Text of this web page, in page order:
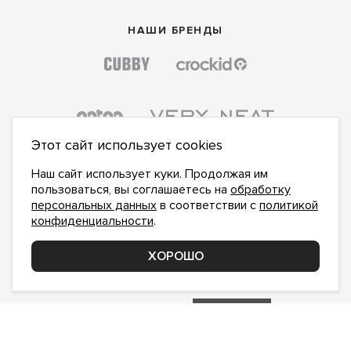
НАШИ БРЕНДЫ
ПОДПИСАТЬСЯ НА НОВОСТИ:
сполитикой конфиденциальностиознакомлен и
Этот сайт использует cookies
Наш сайт использует куки. Продолжая им
пользоваться, вы соглашаетесь на обработку
персональных данных в соответствии с политикой
конфиденциальности.
ХОРОШО